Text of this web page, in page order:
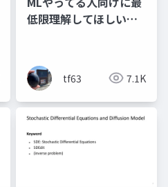
低限理解してほしい
tf63 7.1K